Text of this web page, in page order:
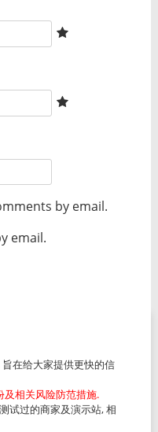
by email.
email.
在给大家提供更快的信
及相关风险防范措施.
试过的商家及演示站, 相